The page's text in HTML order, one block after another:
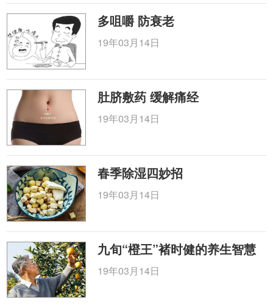
多咀嚼 防衰老
19年03月14日
肚脐敷药 缓解痛经
19年03月14日
春季除湿四妙招
19年03月14日
九旬“橙王”褚时健的养生智慧
19年03月14日